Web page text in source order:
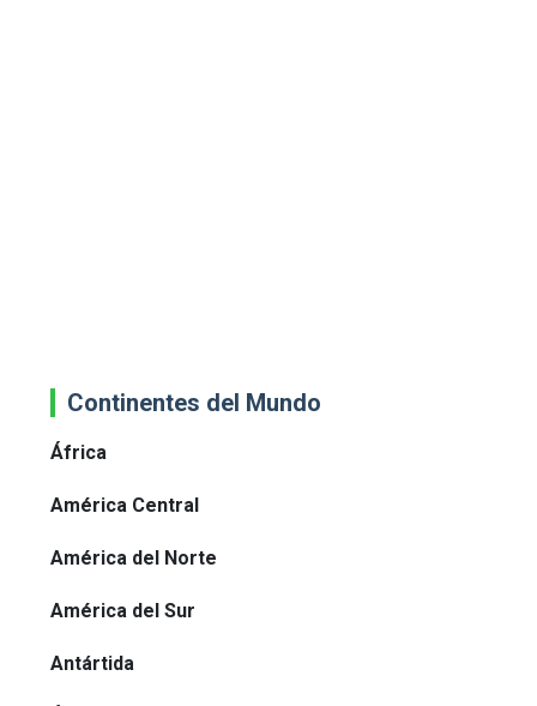
Continentes del Mundo
África
América Central
América del Norte
América del Sur
Antártida